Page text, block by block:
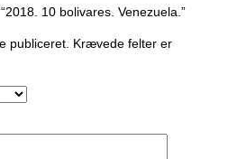
10 bolivares. Venezuela.”
publiceret. Krævede felter er